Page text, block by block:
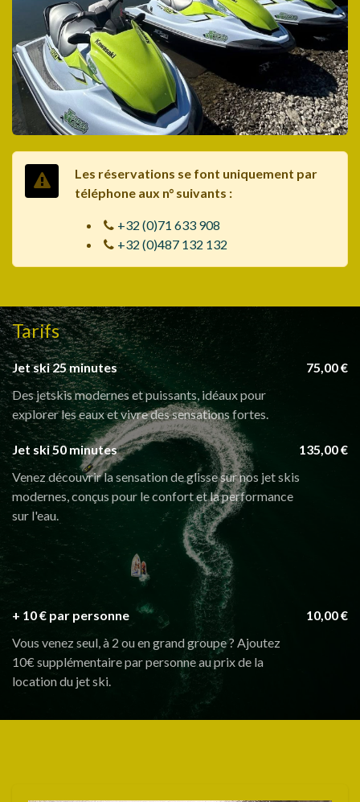
Les réservations se font uniquement par
téléphone aux n° suivants :
+32 (0)71 633 908
+32 (0)487 132 132
Tarifs
Jet ski 25 minutes
75,00 €
Des jetskis modernes et puissants, idéaux pour
explorer les eaux et vivre des sensations fortes.
Jet ski 50 minutes
135,00 €
Venez découvrir la sensation de glisse sur nos jet skis
modernes, conçus pour le confort et la performance
sur l'eau.
+ 10 € par personne
10,00 €
Vous venez seul, à 2 ou en grand groupe ? Ajoutez
10€ supplémentaire par personne au prix de la
location du jet ski.